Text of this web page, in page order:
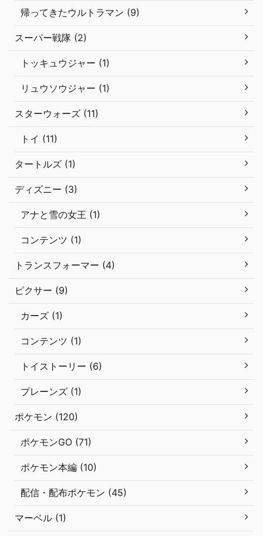
帰ってきたウルトラマン (9)
スーパー戦隊 (2)
トッキュウジャー (1)
リュウソウジャー (1)
スターウォーズ (11)
トイ (11)
タートルズ (1)
ディズニー (3)
アナと雪の女王 (1)
コンテンツ (1)
トランスフォーマー (4)
ピクサー (9)
カーズ (1)
コンテンツ (1)
トイストーリー (6)
プレーンズ (1)
ポケモン (120)
ポケモンGO (71)
ポケモン本編 (10)
配信・配布ポケモン (45)
マーベル (1)